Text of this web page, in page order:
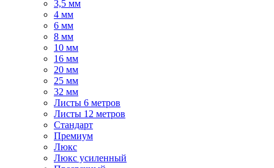
3,5 мм
4 мм
6 мм
8 мм
10 мм
16 мм
20 мм
25 мм
32 мм
Листы 6 метров
Листы 12 метров
Стандарт
Премиум
Люкс
Люкс усиленный